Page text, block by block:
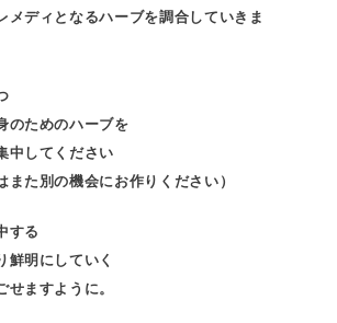
メディとなるハーブを調合していきま
のためのハーブを
中してください
また別の機会にお作りください）
する
鮮明にしていく
せますように。